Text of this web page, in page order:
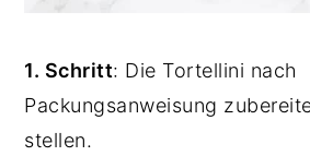
1. Schritt: Die Tortellini nach
Packungsanweisung
stellen.